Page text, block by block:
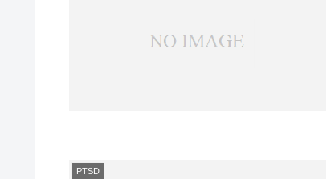
PTSD